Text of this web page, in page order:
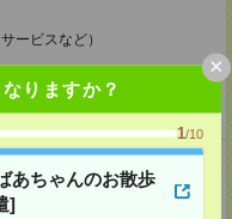
りますか？
1/10
あちゃんのお散歩
]
×
ービスなど）
チングプラットフォーム）